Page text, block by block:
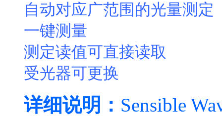
自动对应广范围的光量测定
一键测量
测定读值可直接读取
受光器可更换
详细说明： Sensible